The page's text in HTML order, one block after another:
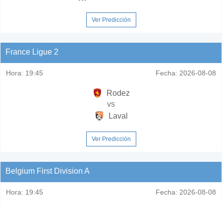
Ver Predicción
France Ligue 2
Hora: 19:45 Fecha: 2026-08-08
Rodez
vs
Laval
Ver Predicción
Belgium First Division A
Hora: 19:45 Fecha: 2026-08-08